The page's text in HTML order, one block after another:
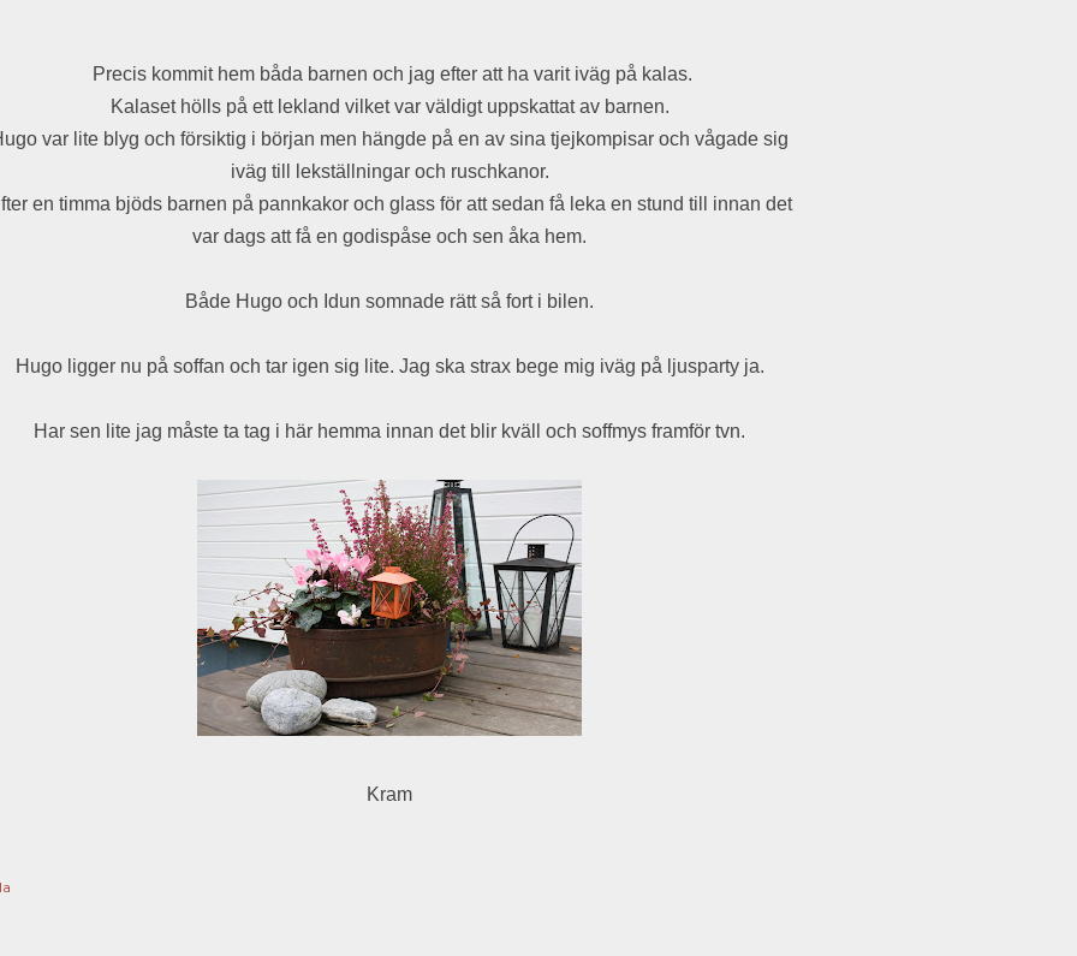
Precis kommit hem båda barnen och jag efter att ha varit iväg på kalas.
Kalaset hölls på ett lekland vilket var väldigt uppskattat av barnen.
var lite blyg och försiktig i början men hängde på en av sina tjejkompisar och vågade sig
iväg till lekställningar och ruschkanor.
en timma bjöds barnen på pannkakor och glass för att sedan få leka en stund till innan det
var dags att få en godispåse och sen åka hem.
Både Hugo och Idun somnade rätt så fort i bilen.
Hugo ligger nu på soffan och tar igen sig lite. Jag ska strax bege mig iväg på ljusparty ja.
Har sen lite jag måste ta tag i här hemma innan det blir kväll och soffmys framför tvn.
Kram